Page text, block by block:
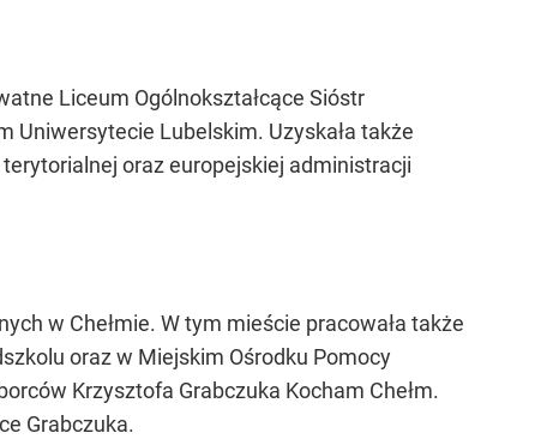
Liceum Ogólnokształcące Sióstr
Uniwersytecie Lubelskim. Uzyskała także
oraz europejskiej administracji
w Chełmie. W tym mieście pracowała także
oraz w Miejskim Ośrodku Pomocy
Krzysztofa Grabczuka Kocham Chełm.
Grabczuka.